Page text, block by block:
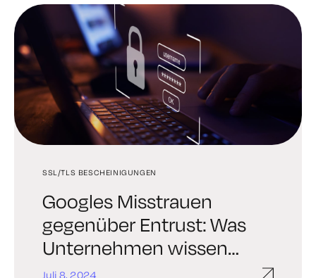
SSL/TLS BESCHEINIGUNGEN
Googles Misstrauen
gegenüber Entrust: Was
Unternehmen wissen
sollten
Juli 8, 2024
ZERTIFIKAT-MANAGEMENT
Der stressfreie Weg, ein
abgelaufenes SSL
Zertifikat zu reparieren
Juni 20, 2024
ZERTIFIKAT-MANAGEMENT
Erneuern und
Automatisieren von SSL
Zertifikaten
Juni 13, 2024